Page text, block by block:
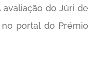
do Júri de
portal do Prémio